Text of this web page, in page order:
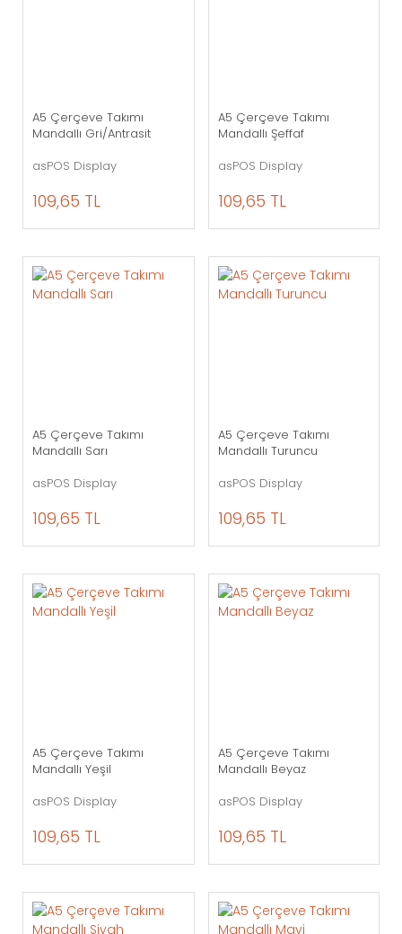
A5 Çerçeve Takımı
Mandallı Gri/Antrasit
asPOS Display
109,65 TL
A5 Çerçeve Takımı
Mandallı Şeffaf
asPOS Display
109,65 TL
A5 Çerçeve Takımı
Mandallı Sarı
asPOS Display
109,65 TL
A5 Çerçeve Takımı
Mandallı Turuncu
asPOS Display
109,65 TL
A5 Çerçeve Takımı
Mandallı Yeşil
asPOS Display
109,65 TL
A5 Çerçeve Takımı
Mandallı Beyaz
asPOS Display
109,65 TL